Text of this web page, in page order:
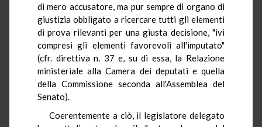
di mero accusatore, ma pur sempre di organo di
giustizia obbligato a ricercare tutti gli elementi
di prova rilevanti per una giusta decisione, "ivi
compresi gli elementi favorevoli all'imputato"
(cfr. direttiva n. 37 e, su di essa, la Relazione
ministeriale alla Camera dei deputati e quella
della Commissione seconda all'Assemblea del
Senato).
Coerentemente a ciò, il legislatore delegato